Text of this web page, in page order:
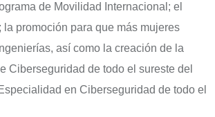
de Movilidad Internacional; el
la promoción para que más mujeres
así como la creación de la
Ciberseguridad de todo el sureste del
en Ciberseguridad de todo el